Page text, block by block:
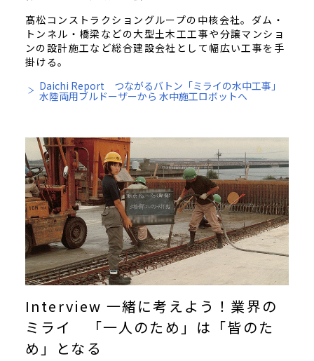
髙松コンストラクショングループの中核会社。ダム・
トンネル・橋梁などの大型土木工工事や分譲マンショ
ンの設計施工など総合建設会社として幅広い工事を手
掛ける。
Daichi Report つながるバトン「ミライの水中工事」
水陸両用ブルドーザーから 水中施工ロボットへ
Interview 一緒に考えよう！業界の
ミライ 「一人のため」は「皆のた
め」となる